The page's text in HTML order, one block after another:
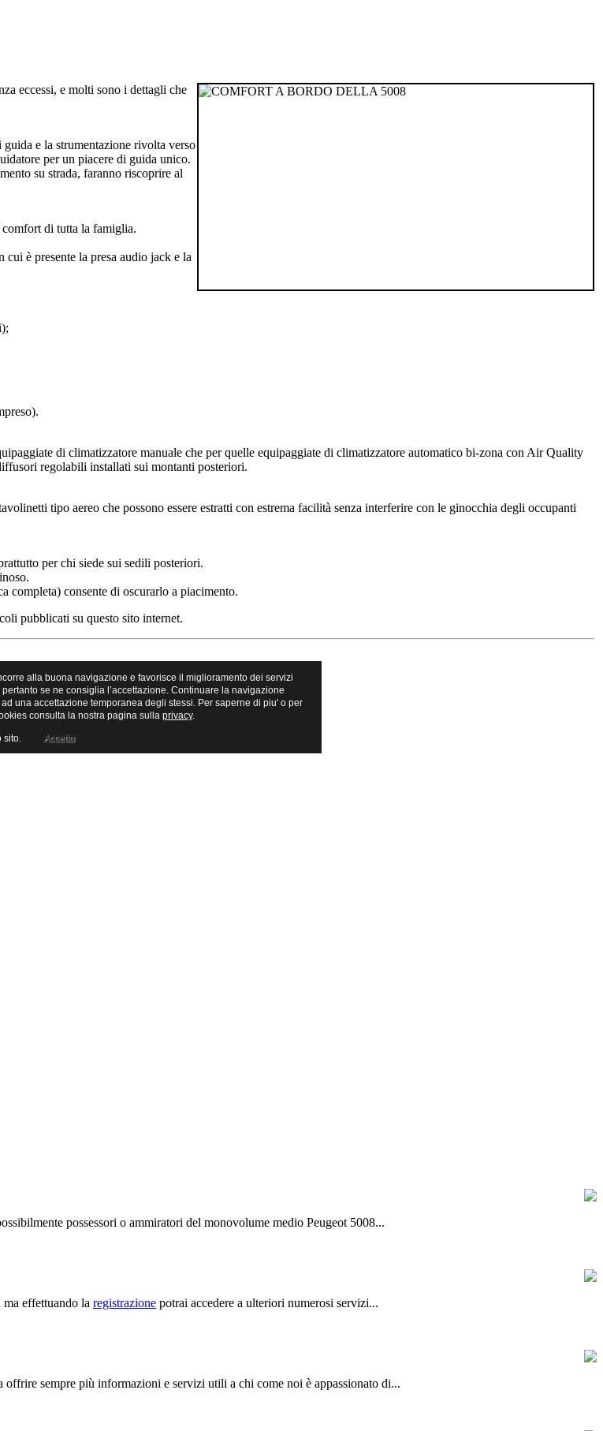
eccessi, e molti sono i dettagli che
e la strumentazione rivolta verso
per un piacere di guida unico.
su strada, faranno riscoprire al
comfort di tutta la famiglia.
è presente la presa audio jack e la
di climatizzatore manuale che per quelle equipaggiate di climatizzatore automatico bi-zona con Air Quality
regolabili installati sui montanti posteriori.
tipo aereo che possono essere estratti con estrema facilità senza interferire con le ginocchia degli occupanti
per chi siede sui sedili posteriori.
completa) consente di oscurarlo a piacimento.
pubblicati su questo sito internet.
possessori o ammiratori del monovolume medio Peugeot 5008...
effettuando la registrazione potrai accedere a ulteriori numerosi servizi...
offrire sempre più informazioni e servizi utili a chi come noi è appassionato di...